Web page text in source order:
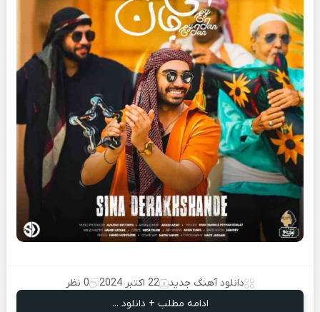
دانلود آهنگ جدید 22 اکتبر 2024
0 نظر
ادامه مطلب + دانلود ...